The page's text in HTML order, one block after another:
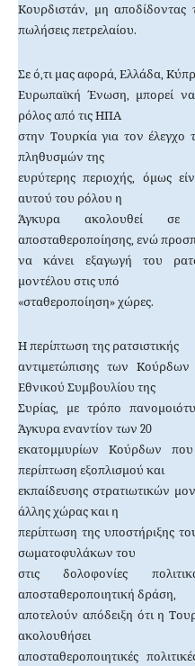
Κουρδιστάν, μη αποδίδοντας
πωλήσεις πετρελαίου.
Σε ό,τι μας αφορά, Ελλάδα,
Ευρωπαϊκή Ένωση, μπορεί να
ρόλος από τις ΗΠΑ
στην Τουρκία για τον έλεγχο
πληθυσμών της
ευρύτερης περιοχής, όμως
αυτού του ρόλου η
Άγκυρα ακολουθεί σε
αποσταθεροποίησης, ενώ
να κάνει εξαγωγή του
μοντέλου στις υπό
«σταθεροποίηση» χώρες.
Η περίπτωση της ρατσιστικής
αντιμετώπισης των
Εθνικού Συμβουλίου της
Συρίας, με τρόπο
Άγκυρα εναντίον των 20
εκατομμυρίων Κούρδων
περίπτωση εξοπλισμού και
εκπαίδευσης στρατιωτικών
άλλης χώρας και η
περίπτωση της υποστήριξης
σωματοφυλάκων του
στις δολοφονίες
αποσταθεροποιητική δράση,
αποτελούν απόδειξη ότι η
ακολουθήσει
αποσταθεροποιητικές